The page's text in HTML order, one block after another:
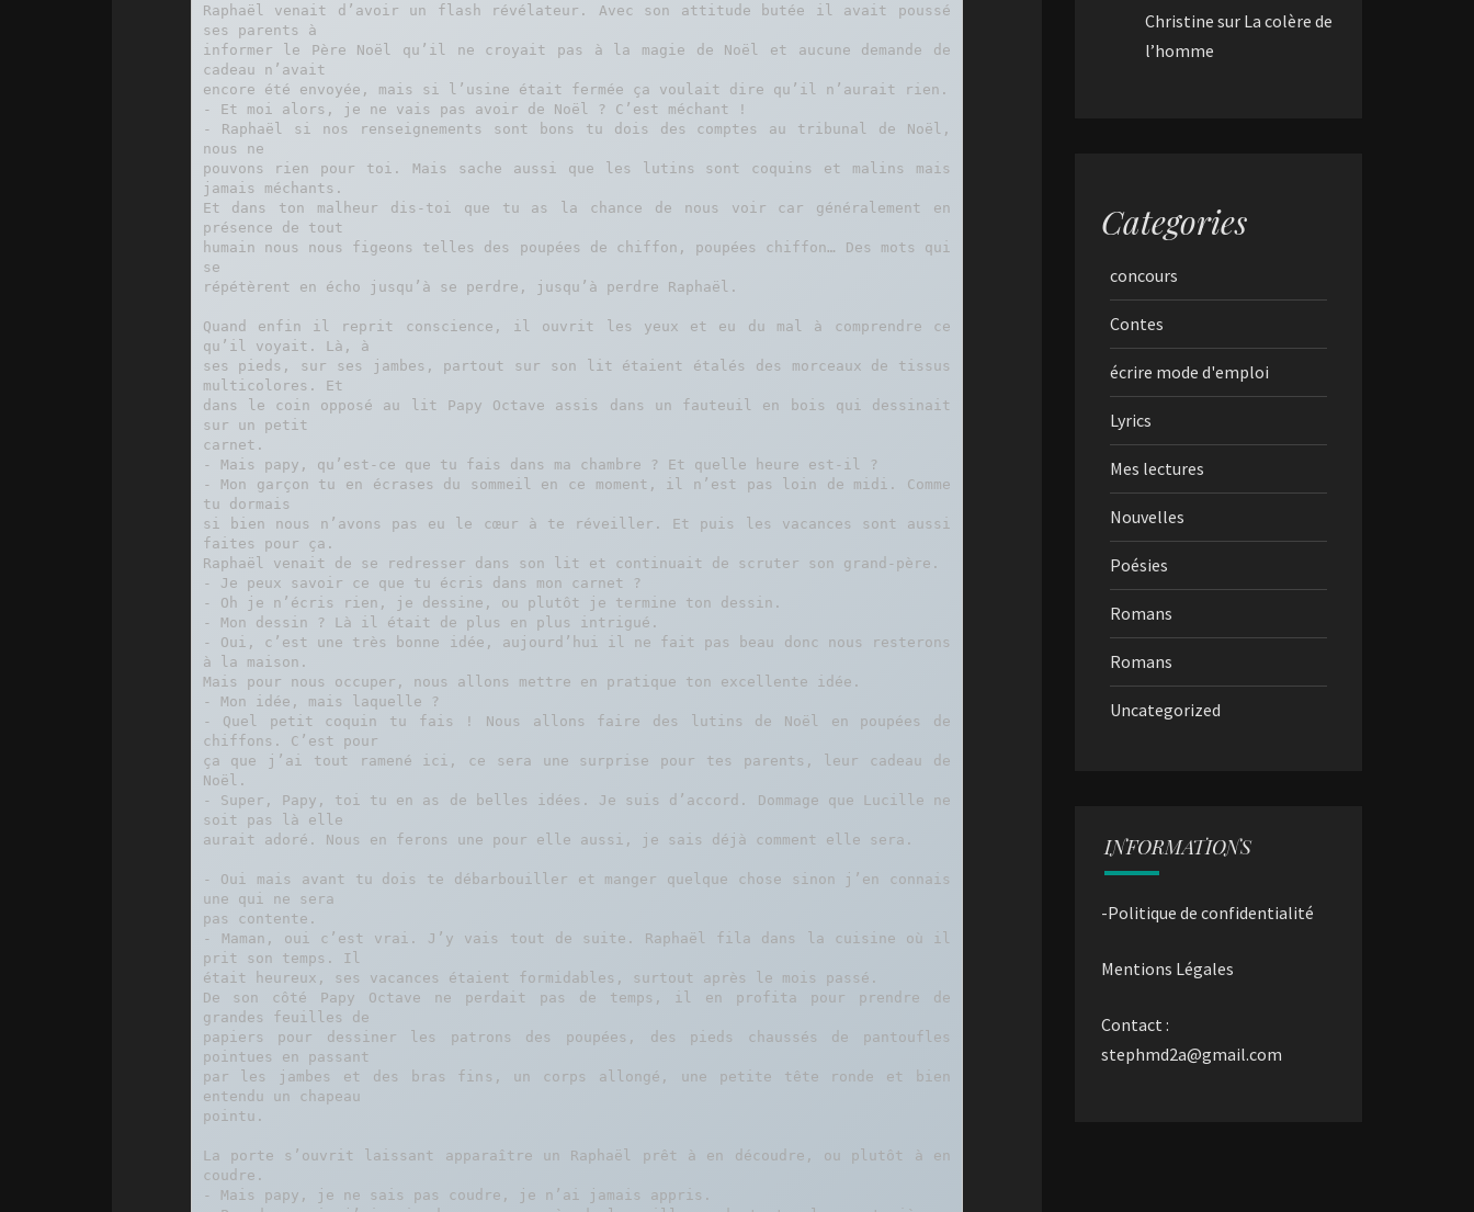
Raphaël venait d’avoir un flash révélateur. Avec son attitude butée il avait poussé
ses parents à
informer le Père Noël qu’il ne croyait pas à la magie de Noël et aucune demande de
cadeau n’avait
encore été envoyée, mais si l’usine était fermée ça voulait dire qu’il n’aurait rien.
- Et moi alors, je ne vais pas avoir de Noël ? C’est méchant !
- Raphaël si nos renseignements sont bons tu dois des comptes au tribunal de Noël,
nous ne
pouvons rien pour toi. Mais sache aussi que les lutins sont coquins et malins mais
jamais méchants.
Et dans ton malheur dis-toi que tu as la chance de nous voir car généralement en
présence de tout
humain nous nous figeons telles des poupées de chiffon, poupées chiffon… Des mots qui
se
répétèrent en écho jusqu’à se perdre, jusqu’à perdre Raphaël.
Quand enfin il reprit conscience, il ouvrit les yeux et eu du mal à comprendre ce
qu’il voyait. Là, à
ses pieds, sur ses jambes, partout sur son lit étaient étalés des morceaux de tissus
multicolores. Et
dans le coin opposé au lit Papy Octave assis dans un fauteuil en bois qui dessinait
sur un petit
carnet.
- Mais papy, qu’est-ce que tu fais dans ma chambre ? Et quelle heure est-il ?
- Mon garçon tu en écrases du sommeil en ce moment, il n’est pas loin de midi. Comme
tu dormais
si bien nous n’avons pas eu le cœur à te réveiller. Et puis les vacances sont aussi
faites pour ça.
Raphaël venait de se redresser dans son lit et continuait de scruter son grand-père.
- Je peux savoir ce que tu écris dans mon carnet ?
- Oh je n’écris rien, je dessine, ou plutôt je termine ton dessin.
- Mon dessin ? Là il était de plus en plus intrigué.
- Oui, c’est une très bonne idée, aujourd’hui il ne fait pas beau donc nous resterons
à la maison.
Mais pour nous occuper, nous allons mettre en pratique ton excellente idée.
- Mon idée, mais laquelle ?
- Quel petit coquin tu fais ! Nous allons faire des lutins de Noël en poupées de
chiffons. C’est pour
ça que j’ai tout ramené ici, ce sera une surprise pour tes parents, leur cadeau de
Noël.
- Super, Papy, toi tu en as de belles idées. Je suis d’accord. Dommage que Lucille ne
soit pas là elle
aurait adoré. Nous en ferons une pour elle aussi, je sais déjà comment elle sera.
- Oui mais avant tu dois te débarbouiller et manger quelque chose sinon j’en connais
une qui ne sera
pas contente.
- Maman, oui c’est vrai. J’y vais tout de suite. Raphaël fila dans la cuisine où il
prit son temps. Il
était heureux, ses vacances étaient formidables, surtout après le mois passé.
De son côté Papy Octave ne perdait pas de temps, il en profita pour prendre de
grandes feuilles de
papiers pour dessiner les patrons des poupées, des pieds chaussés de pantoufles
pointues en passant
par les jambes et des bras fins, un corps allongé, une petite tête ronde et bien
entendu un chapeau
pointu.
La porte s’ouvrit laissant apparaître un Raphaël prêt à en découdre, ou plutôt à en
coudre.
- Mais papy, je ne sais pas coudre, je n’ai jamais appris.
Christine sur La colère de
l’homme
Categories
concours
Contes
écrire mode d'emploi
Lyrics
Mes lectures
Nouvelles
Poésies
Romans
Romans
Uncategorized
INFORMATIONS
-Politique de confidentialité
Mentions Légales
Contact :
stephmd2a@gmail.com